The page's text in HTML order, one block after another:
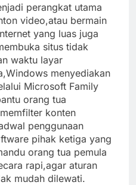
perangkat utama
video,atau bermain
yang luas juga
situs tidak
waktu layar
menyediakan
Microsoft Family
orang tua
konten
penggunaan
pihak ketiga yang
orang tua pemula
rapi,agar aturan
mudah dilewati.